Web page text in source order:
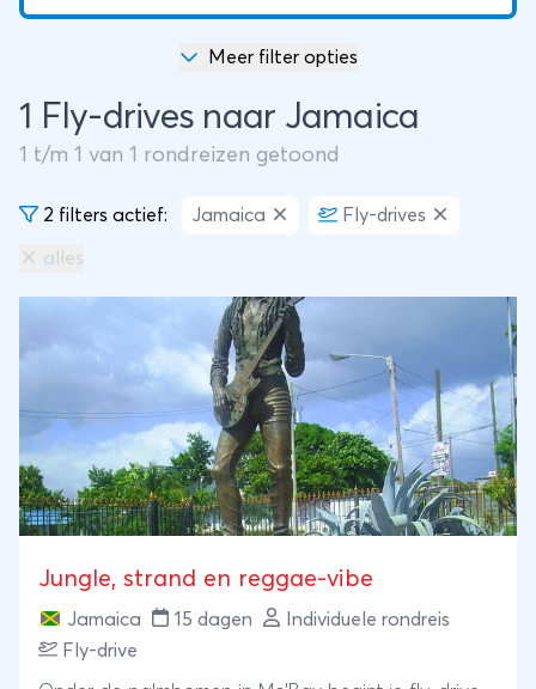
Meer filter opties
1 Fly-drives naar Jamaica
1 t/m 1 van 1 rondreizen getoond
2 filters actief: Jamaica Fly-drives
alles
Jungle, strand en reggae-vibe
Jamaica 15 dagen
Individuele rondreis
Fly-drive